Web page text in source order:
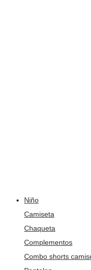
Niño
Camiseta
Chaqueta
Complementos
Combo shorts